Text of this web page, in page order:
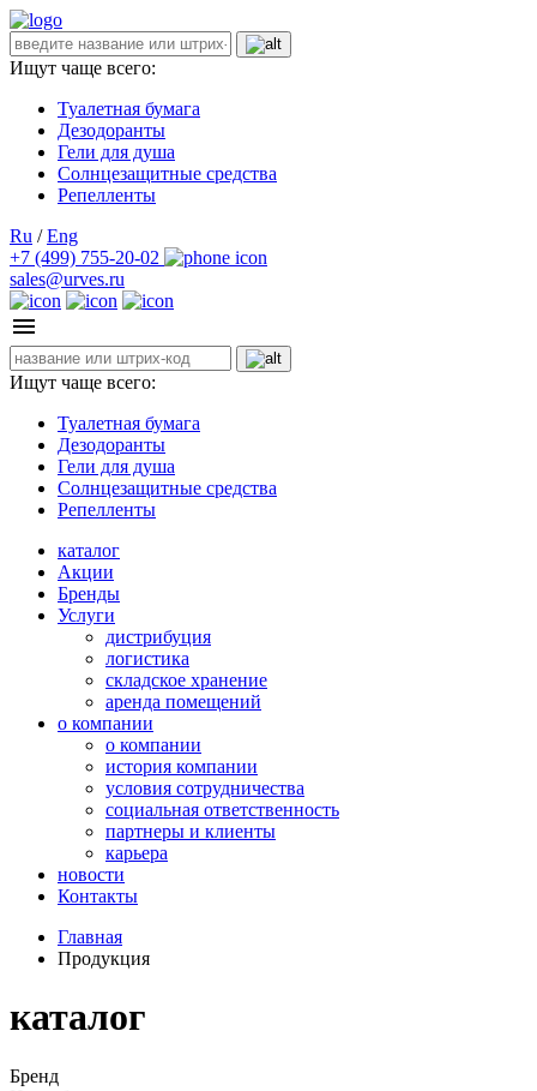
Ищут чаще всего:
Туалетная бумага
Дезодоранты
Гели для душа
Солнцезащитные средства
Репелленты
Ru / Eng
+7 (499) 755-20-02
sales@urves.ru
Ищут чаще всего:
Туалетная бумага
Дезодоранты
Гели для душа
Солнцезащитные средства
Репелленты
каталог
Акции
Бренды
Услуги
дистрибуция
логистика
складское хранение
аренда помещений
о компании
о компании
история компании
условия сотрудничества
социальная ответственность
партнеры и клиенты
карьера
новости
Контакты
Главная
Продукция
каталог
Бренд